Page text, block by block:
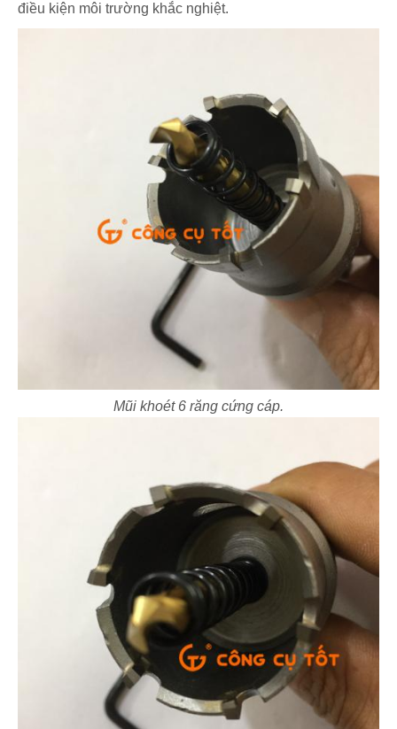
điều kiện môi trường khắc nghiệt.
Mũi khoét 6 răng cứng cáp.